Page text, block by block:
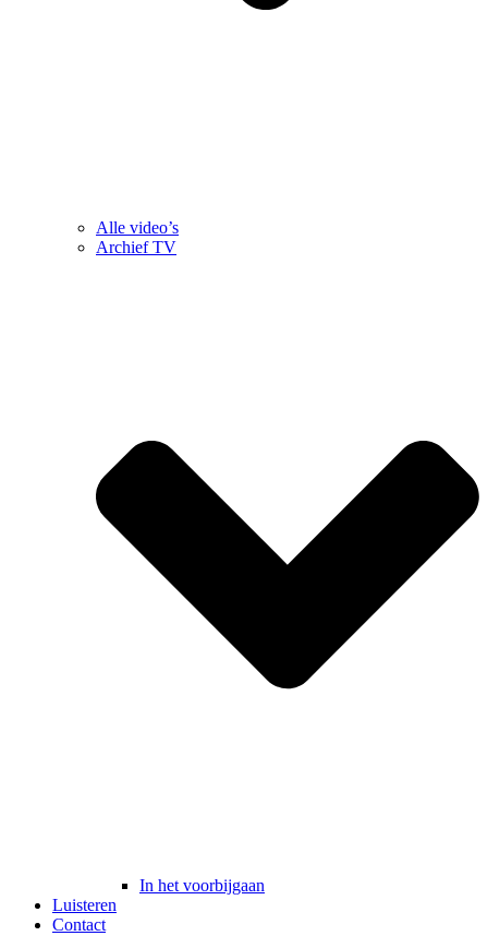
Alle video’s
Archief TV
In het voorbijgaan
Luisteren
Contact